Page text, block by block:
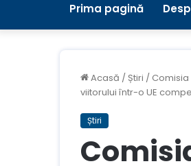
Prima pagină
Acasă / Știri /
viitorului într-o UE
Știri